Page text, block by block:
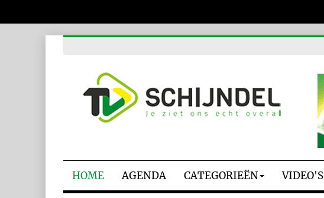
HOME AGENDA CATEGORIEËN VIDEO'S